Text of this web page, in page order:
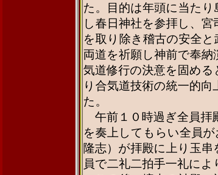
た。目的は年頭に当た
し春日神社を参拝し、
を取り除き稽古の安全
両道を祈願し神前で奉
気道修行の決意を固め
り合気道技術の統一的
た。
午前１０時過ぎ全員拝
を奏上してもらい全員
隆志）が拝殿に上り玉
員で二礼二拍手一礼に